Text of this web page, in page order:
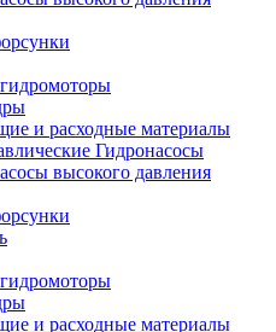
и расходные материалы
Гидронасосы
высокого давления
и расходные материалы